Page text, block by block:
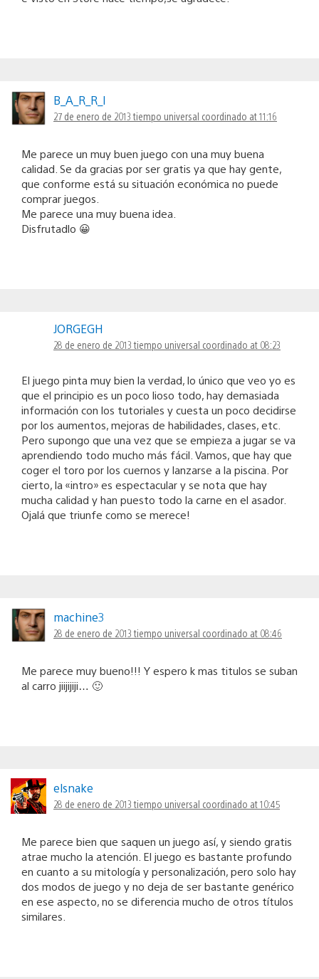
B_A_R_R_I
27 de enero de 2013 tiempo universal coordinado at 11:16
Me parece un muy buen juego con una muy buena
calidad. Se da gracias por ser gratis ya que hay gente,
que conforme está su situación económica no puede
comprar juegos.
Me parece una muy buena idea.
Disfrutadlo 😀
JORGEGH
28 de enero de 2013 tiempo universal coordinado at 08:23
El juego pinta muy bien la verdad, lo único que veo yo es
que el principio es un poco lioso todo, hay demasiada
información con los tutoriales y cuesta un poco decidirse
por los aumentos, mejoras de habilidades, clases, etc.
Pero supongo que una vez que se empieza a jugar se va
aprendiendo todo mucho más fácil. Vamos, que hay que
coger el toro por los cuernos y lanzarse a la piscina. Por
cierto, la «intro» es espectacular y se nota que hay
mucha calidad y han puesto todo la carne en el asador.
Ojalá que triunfe como se merece!
machine3
28 de enero de 2013 tiempo universal coordinado at 08:46
Me parece muy bueno!!! Y espero k mas titulos se suban
al carro jiijijiji… 🙂
elsnake
28 de enero de 2013 tiempo universal coordinado at 10:45
Me parece bien que saquen un juego así, y siendo gratis
atrae mucho la atención. El juego es bastante profundo
en cuanto a su mitología y personalización, pero solo hay
dos modos de juego y no deja de ser bastante genérico
en ese aspecto, no se diferencia mucho de otros títulos
similares.